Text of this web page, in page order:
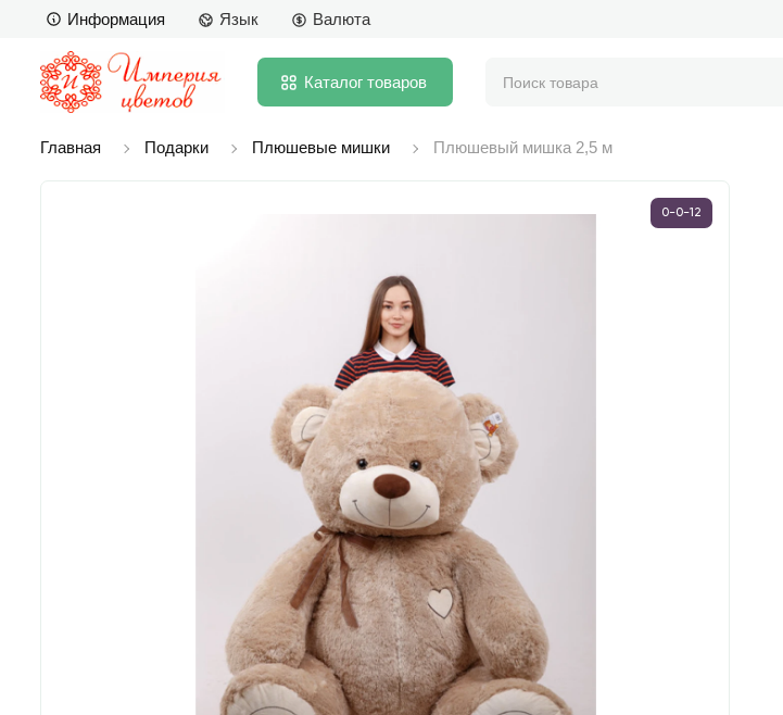
Информация Язык Валюта
Каталог товаров
Главная Подарки Плюшевые мишки Плюшевый мишка 2,5 м
0-0-12